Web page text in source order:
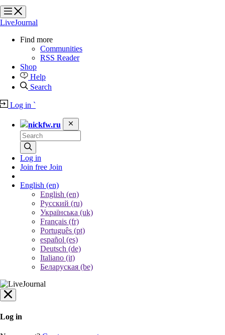
?
?
LiveJournal
Find more
Communities
RSS Reader
Shop
Help
Search
Log in `
nickfw.ru
Log in
Join free Join
English (en)
English (en)
Русский (ru)
Українська (uk)
Français (fr)
Português (pt)
español (es)
Deutsch (de)
Italiano (it)
Беларуская (be)
Log in